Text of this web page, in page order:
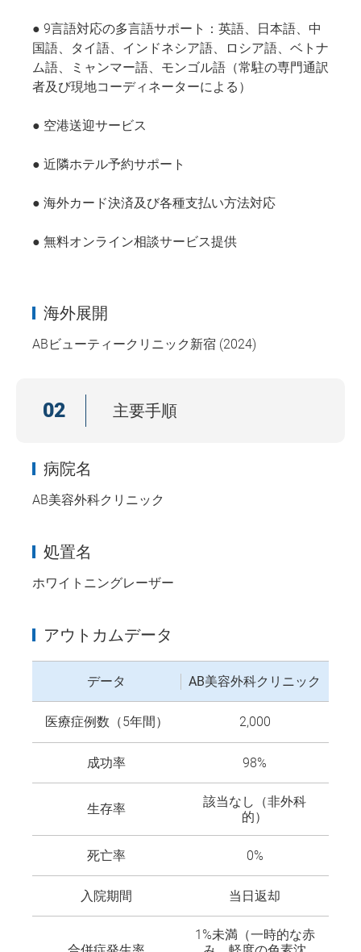
● 9言語対応の多言語サポート：英語、日本語、中
国語、タイ語、インドネシア語、ロシア語、ベトナ
ム語、ミャンマー語、モンゴル語（常駐の専門通訳
者及び現地コーディネーターによる）
● 空港送迎サービス
● 近隣ホテル予約サポート
● 海外カード決済及び各種支払い方法対応
● 無料オンライン相談サービス提供
海外展開
ABビューティークリニック新宿 (2024)
02 主要手順
病院名
AB美容外科クリニック
処置名
ホワイトニングレーザー
アウトカムデータ
データ AB美容外科クリニック
医療症例数（5年間） 2,000
成功率 98%
生存率
該当なし（非外科
的）
死亡率 0%
入院期間 当日返却
1%未満（一時的な赤